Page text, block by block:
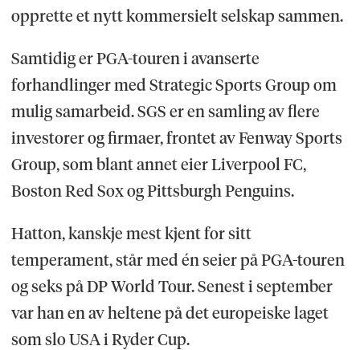
opprette et nytt kommersielt selskap sammen.
Samtidig er PGA-touren i avanserte
forhandlinger med Strategic Sports Group om
mulig samarbeid. SGS er en samling av flere
investorer og firmaer, frontet av Fenway Sports
Group, som blant annet eier Liverpool FC,
Boston Red Sox og Pittsburgh Penguins.
Hatton, kanskje mest kjent for sitt
temperament, står med én seier på PGA-touren
og seks på DP World Tour. Senest i september
var han en av heltene på det europeiske laget
som slo USA i Ryder Cup.